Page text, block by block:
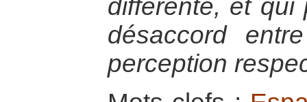
différente, et qui
désaccord
perception